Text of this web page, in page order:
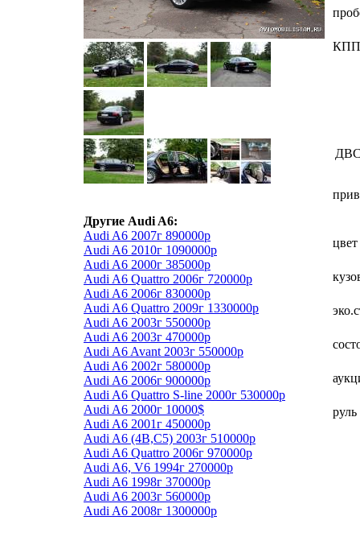
Другие Audi A6:
Audi A6 2007г 890000р
Audi A6 2010г 1090000р
Audi A6 2000г 385000р
Audi A6 Quattro 2006г 720000р
Audi A6 2006г 830000р
Audi A6 Quattro 2009г 1330000р
Audi A6 2003г 550000р
Audi A6 2003г 470000р
Audi A6 Avant 2003г 550000р
Audi A6 2002г 580000р
Audi A6 2006г 900000р
Audi A6 Quattro S-line 2000г 530000р
Audi A6 2000г 10000$
Audi A6 2001г 450000р
Audi A6 (4B,C5) 2003г 510000р
Audi A6 Quattro 2006г 970000р
Audi A6, V6 1994г 270000р
Audi A6 1998г 370000р
Audi A6 2003г 560000р
Audi A6 2008г 1300000р
КПП
цвет
руль